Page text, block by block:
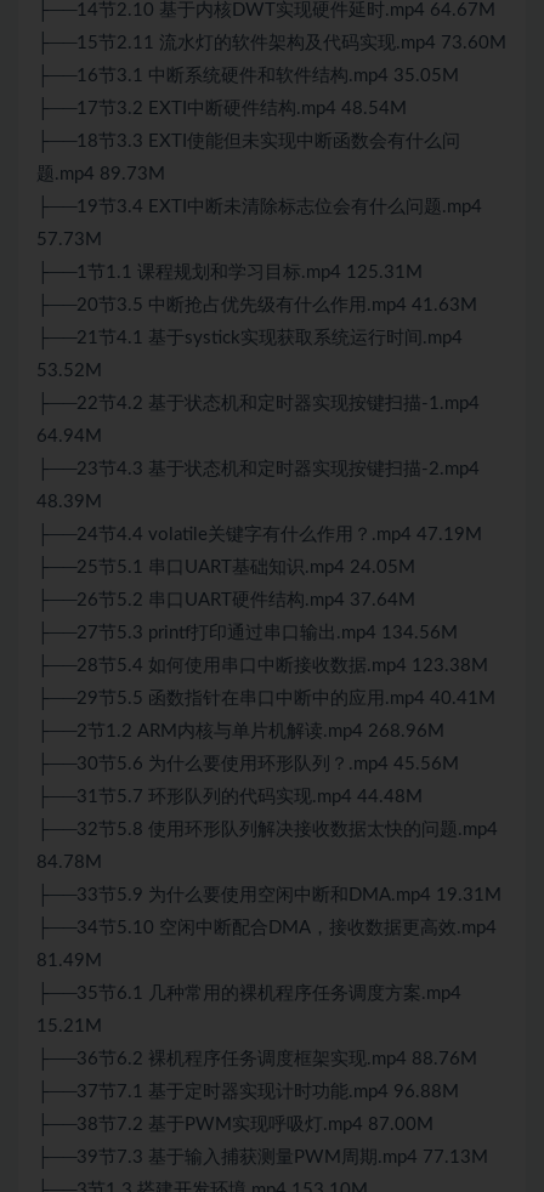
├──14节2.10 基于内核DWT实现硬件延时.mp4 64.67M
├──15节2.11 流水灯的软件架构及代码实现.mp4 73.60M
├──16节3.1 中断系统硬件和软件结构.mp4 35.05M
├──17节3.2 EXTI中断硬件结构.mp4 48.54M
├──18节3.3 EXTI使能但未实现中断函数会有什么问
题.mp4 89.73M
├──19节3.4 EXTI中断未清除标志位会有什么问题.mp4
57.73M
├──1节1.1 课程规划和学习目标.mp4 125.31M
├──20节3.5 中断抢占优先级有什么作用.mp4 41.63M
├──21节4.1 基于systick实现获取系统运行时间.mp4
53.52M
├──22节4.2 基于状态机和定时器实现按键扫描-1.mp4
64.94M
├──23节4.3 基于状态机和定时器实现按键扫描-2.mp4
48.39M
├──24节4.4 volatile关键字有什么作用？.mp4 47.19M
├──25节5.1 串口UART基础知识.mp4 24.05M
├──26节5.2 串口UART硬件结构.mp4 37.64M
├──27节5.3 printf打印通过串口输出.mp4 134.56M
├──28节5.4 如何使用串口中断接收数据.mp4 123.38M
├──29节5.5 函数指针在串口中断中的应用.mp4 40.41M
├──2节1.2 ARM内核与单片机解读.mp4 268.96M
├──30节5.6 为什么要使用环形队列？.mp4 45.56M
├──31节5.7 环形队列的代码实现.mp4 44.48M
├──32节5.8 使用环形队列解决接收数据太快的问题.mp4
84.78M
├──33节5.9 为什么要使用空闲中断和DMA.mp4 19.31M
├──34节5.10 空闲中断配合DMA，接收数据更高效.mp4
81.49M
├──35节6.1 几种常用的裸机程序任务调度方案.mp4
15.21M
├──36节6.2 裸机程序任务调度框架实现.mp4 88.76M
├──37节7.1 基于定时器实现计时功能.mp4 96.88M
├──38节7.2 基于PWM实现呼吸灯.mp4 87.00M
├──39节7.3 基于输入捕获测量PWM周期.mp4 77.13M